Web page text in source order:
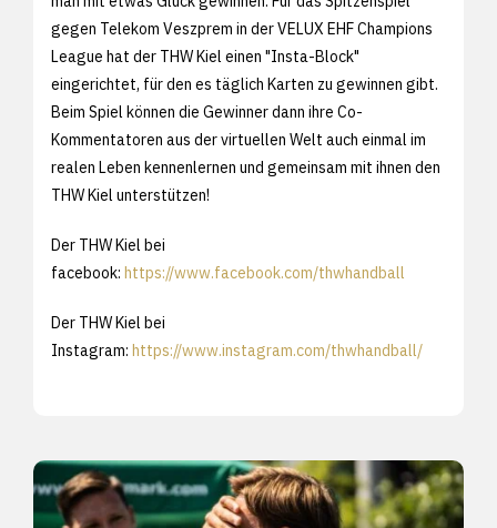
gegen Telekom Veszprem in der VELUX EHF Champions
League hat der THW Kiel einen "Insta-Block"
eingerichtet, für den es täglich Karten zu gewinnen gibt.
Beim Spiel können die Gewinner dann ihre Co-
Kommentatoren aus der virtuellen Welt auch einmal im
realen Leben kennenlernen und gemeinsam mit ihnen den
THW Kiel unterstützen!
Der THW Kiel bei
facebook: https://www.facebook.com/thwhandball
Der THW Kiel bei
Instagram: https://www.instagram.com/thwhandball/